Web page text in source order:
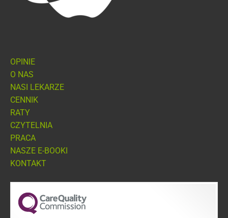
OPINIE
O NAS
NASI LEKARZE
CENNIK
RATY
CZYTELNIA
PRACA
NASZE E-BOOKI
KONTAKT